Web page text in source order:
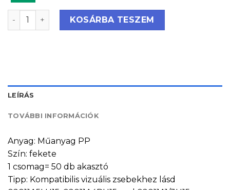
Dokumentumtasak tartó tüske mennyiség
KOSÁRBA TESZEM
LEÍRÁS
TOVÁBBI INFORMÁCIÓK
Anyag: Műanyag PP
Szín: fekete
1 csomag= 50 db akasztó
Tipp: Kompatibilis vizuális zsebekhez lásd